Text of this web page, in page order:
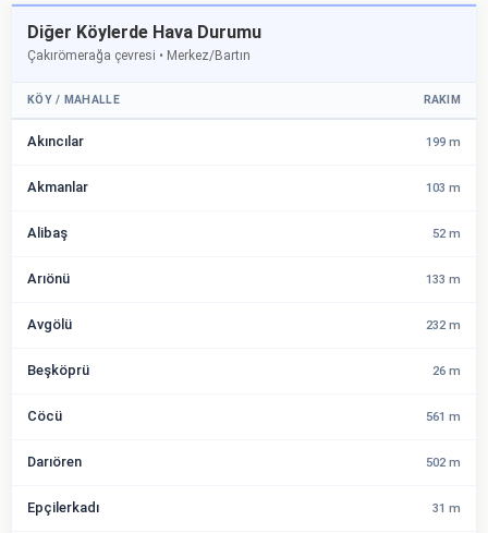
Diğer Köylerde Hava Durumu
Çakırömerağa çevresi • Merkez/Bartın
KÖY / MAHALLE RAKIM
Akıncılar 199 m
Akmanlar 103 m
Alibaş 52 m
Arıönü 133 m
Avgölü 232 m
Beşköprü 26 m
Cöcü 561 m
Darıören 502 m
Epçilerkadı 31 m